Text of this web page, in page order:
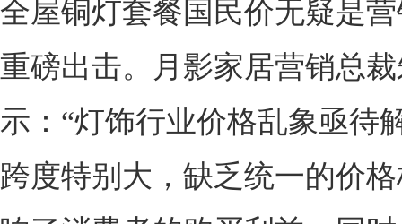
全屋铜灯套餐国民价无疑是
重磅出击。月影家居营销总
示：“灯饰行业价格乱象亟待
跨度特别大，缺乏统一的价